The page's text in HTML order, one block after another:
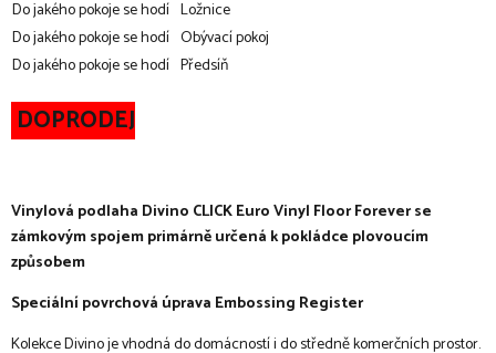
Do jakého pokoje se hodí Ložnice
Do jakého pokoje se hodí Obývací pokoj
Do jakého pokoje se hodí Předsíň
DOPRODEJ
Vinylová podlaha Divino CLICK Euro Vinyl Floor Forever se
zámkovým spojem primárně určená k pokládce plovoucím
způsobem
Speciální povrchová úprava Embossing Register
Kolekce Divino je vhodná do domácností i do středně komerčních prostor.